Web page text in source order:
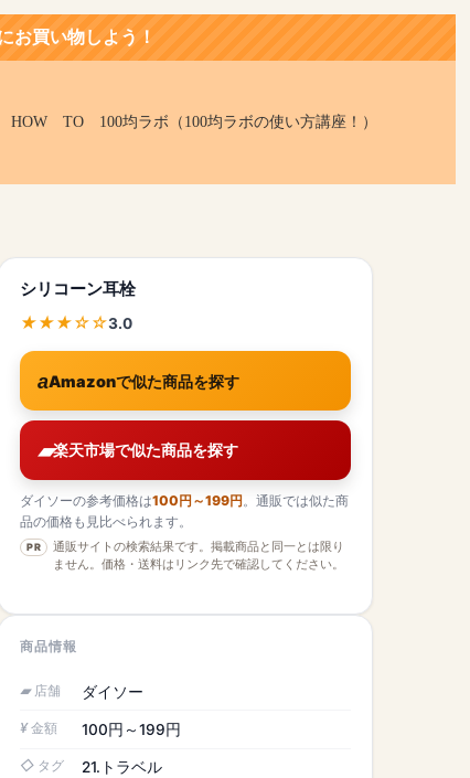
HOW TO 100均ラボ（100均ラボの使い方講座！）
シリコーン耳栓
3.0
Amazonで似た商品を探す
楽天市場で似た商品を探す
ダイソーの参考価格は100円～199円 。通販では似た商
品の価格も見比べられます。
PR
通販サイトの検索結果です。掲載商品と同一とは限り
ません。価格・送料はリンク先で確認してください。
商品情報
店舗 ダイソー
金額 100円～199円
タグ 21.トラベル